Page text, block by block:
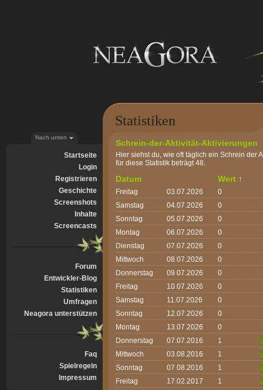
Nach unten
Startseite
Login
Registrieren
Geschichte
Screenshots
Inhalte
Screencasts
Forum
Entwickler-Blog
Statistiken
Umfragen
Neagora unterstützen
Faq
Spielregeln
Impressum
Statistiken
Schrein-der-Aktivität-Aktivierungen
Hier siehst du, wie oft täglich ein Schrein der
für diese Statistik beträgt 48.
Datum Wert ↑
Freitag 03.07.2026
0
Samstag
04.07.2026
0
Sonntag
05.07.2026
0
Montag
06.07.2026
0
Dienstag
07.07.2026
0
Mittwoch
08.07.2026
0
Donnerstag
09.07.2026
0
Freitag
10.07.2026
0
Samstag
11.07.2026
0
Sonntag
12.07.2026
0
Montag
13.07.2026
0
Donnerstag
07.07.2016
1
Mittwoch
03.08.2016
1
Sonntag
07.08.2016
1
Freitag
17.02.2017
1